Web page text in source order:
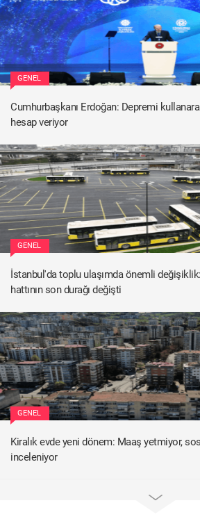
GENEL
Cumhurbaşkanı Erdoğan: Depremi
hesap veriyor
GENEL
İstanbul'da toplu ulaşımda önemli
hattının son durağı değişti
GENEL
Kiralık evde yeni dönem: Maaş yetmiyor,
inceleniyor